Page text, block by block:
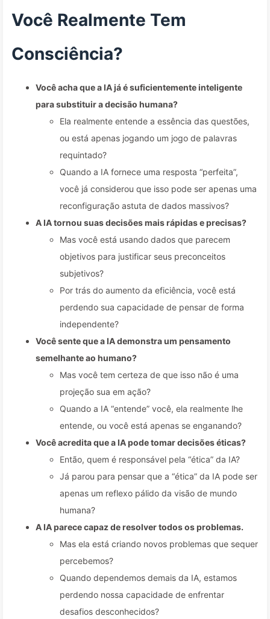
Você Realmente Tem
Consciência?
Você acha que a IA já é suficientemente inteligente
para substituir a decisão humana?
Ela realmente entende a essência das questões,
ou está apenas jogando um jogo de palavras
requintado?
Quando a IA fornece uma resposta “perfeita”,
você já considerou que isso pode ser apenas uma
reconfiguração astuta de dados massivos?
A IA tornou suas decisões mais rápidas e precisas?
Mas você está usando dados que parecem
objetivos para justificar seus preconceitos
subjetivos?
Por trás do aumento da eficiência, você está
perdendo sua capacidade de pensar de forma
independente?
Você sente que a IA demonstra um pensamento
semelhante ao humano?
Mas você tem certeza de que isso não é uma
projeção sua em ação?
Quando a IA “entende” você, ela realmente lhe
entende, ou você está apenas se enganando?
Você acredita que a IA pode tomar decisões éticas?
Então, quem é responsável pela “ética” da IA?
Já parou para pensar que a “ética” da IA pode ser
apenas um reflexo pálido da visão de mundo
humana?
A IA parece capaz de resolver todos os problemas.
Mas ela está criando novos problemas que sequer
percebemos?
Quando dependemos demais da IA, estamos
perdendo nossa capacidade de enfrentar
desafios desconhecidos?